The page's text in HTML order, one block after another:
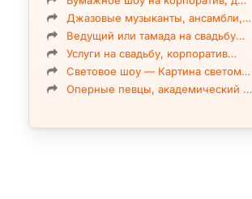
Джазовые музыканты, ансамбли,…
Ведущий или тамада на свадьбу…
Услуги на свадьбу, корпоратив…
Световое шоу — Картина светом…
Оперные певцы, академический …